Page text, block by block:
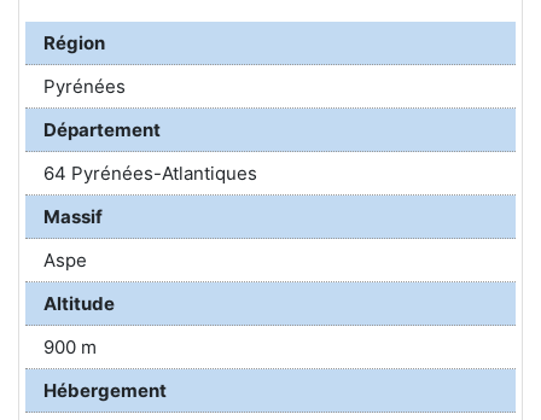
Région
Pyrénées
Département
64 Pyrénées-Atlantiques
Massif
Aspe
Altitude
900 m
Hébergement